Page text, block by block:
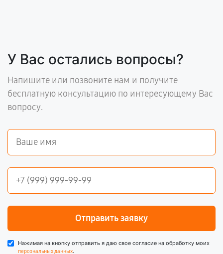
У Вас остались вопросы?
Напишите или позвоните нам и получите
бесплатную консультацию по интересующему Вас
вопросу.
Отправить заявку
Нажимая на кнопку отправить я даю свое согласие на обработку моих
персональных данных.